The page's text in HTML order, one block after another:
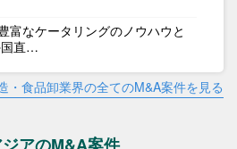
富なケータリングのノウハウと
国直…
・食品卸業界の全てのM&A案件を見る